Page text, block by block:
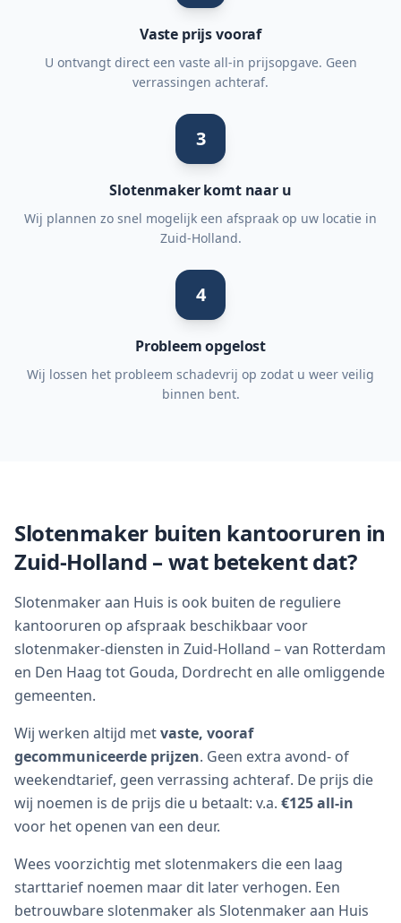
Vaste prijs vooraf
U ontvangt direct een vaste all-in prijsopgave. Geen
verrassingen achteraf.
3
Slotenmaker komt naar u
Wij plannen zo snel mogelijk een afspraak op uw locatie in
Zuid-Holland.
4
Probleem opgelost
Wij lossen het probleem schadevrij op zodat u weer veilig
binnen bent.
Slotenmaker buiten kantooruren in
Zuid-Holland – wat betekent dat?
Slotenmaker aan Huis is ook buiten de reguliere
kantooruren op afspraak beschikbaar voor
slotenmaker-diensten in Zuid-Holland – van Rotterdam
en Den Haag tot Gouda, Dordrecht en alle omliggende
gemeenten.
Wij werken altijd metvaste, vooraf
gecommuniceerde prijzen. Geen extra avond- of
weekendtarief, geen verrassing achteraf. De prijs die
wij noemen is de prijs die u betaalt: v.a. €125 all-in
voor het openen van een deur.
Wees voorzichtig met slotenmakers die een laag
starttarief noemen maar dit later verhogen. Een
betrouwbare slotenmaker als Slotenmaker aan Huis